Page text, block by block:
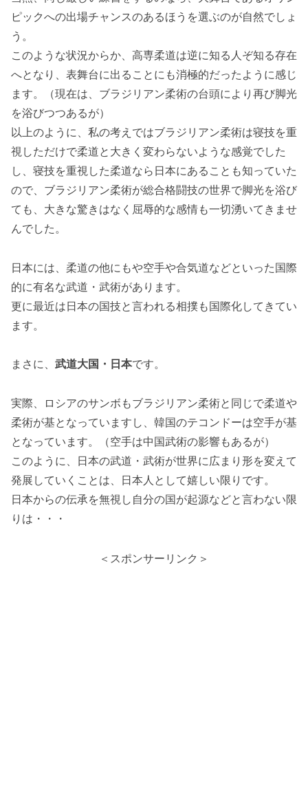
ピックへの出場チャンスのあるほうを選ぶのが自然でしょ
う。
このような状況からか、高専柔道は逆に知る人ぞ知る存在
へとなり、表舞台に出ることにも消極的だったように感じ
ます。（現在は、ブラジリアン柔術の台頭により再び脚光
を浴びつつあるが）
以上のように、私の考えではブラジリアン柔術は寝技を重
視しただけで柔道と大きく変わらないような感覚でした
し、寝技を重視した柔道なら日本にあることも知っていた
ので、ブラジリアン柔術が総合格闘技の世界で脚光を浴び
ても、大きな驚きはなく屈辱的な感情も一切湧いてきませ
んでした。
日本には、柔道の他にもや空手や合気道などといった国際
的に有名な武道・武術があります。
更に最近は日本の国技と言われる相撲も国際化してきてい
ます。
まさに、 武道大国・日本です。
実際、ロシアのサンボもブラジリアン柔術と同じで柔道や
柔術が基となっていますし、韓国のテコンドーは空手が基
となっています。（空手は中国武術の影響もあるが）
このように、日本の武道・武術が世界に広まり形を変えて
発展していくことは、日本人として嬉しい限りです。
日本からの伝承を無視し自分の国が起源などと言わない限
りは・・・
＜スポンサーリンク＞